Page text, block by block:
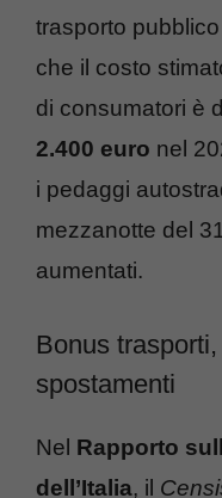
trasporto
che il costo
di consumatori è
2.400 euro nel
i pedaggi
mezzanotte del
aumentati.
Bonus
spostamenti
Nel Rapporto
dell’Italia, il